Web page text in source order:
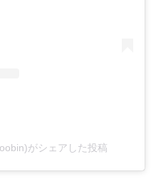
がシェアした投稿